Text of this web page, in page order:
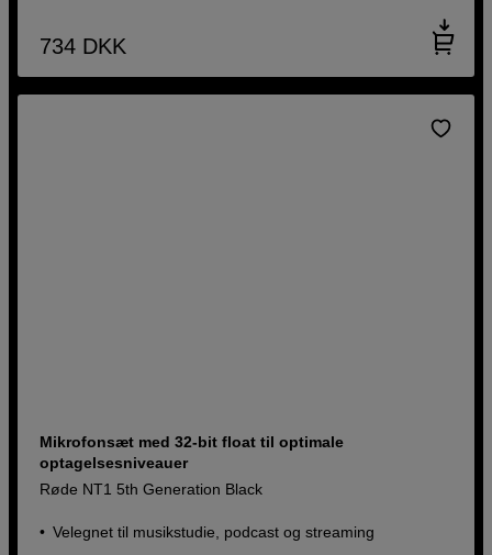
734 DKK
Mikrofonsæt med 32-bit float til optimale
optagelsesniveauer
Røde NT1 5th Generation Black
Velegnet til musikstudie, podcast og streaming